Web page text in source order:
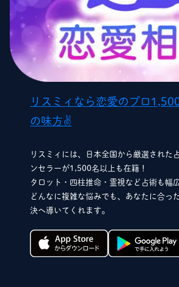
リスミィなら恋愛のプロ
の味方✌️
リスミィには、日本全国から厳選された
ンセラーが1,500名以上も在籍！
タロット・四柱推命・霊視など占術も幅
どんなに複雑な悩みでも、あなたに合っ
決へ導いてくれます。